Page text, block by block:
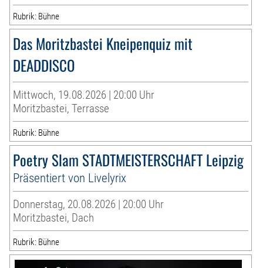
Rubrik: Bühne
Das Moritzbastei Kneipenquiz mit
DEADDISCO
Mittwoch, 19.08.2026 | 20:00 Uhr
Moritzbastei, Terrasse
Rubrik: Bühne
Poetry Slam STADTMEISTERSCHAFT Leipzig
Präsentiert von Livelyrix
Donnerstag, 20.08.2026 | 20:00 Uhr
Moritzbastei, Dach
Rubrik: Bühne